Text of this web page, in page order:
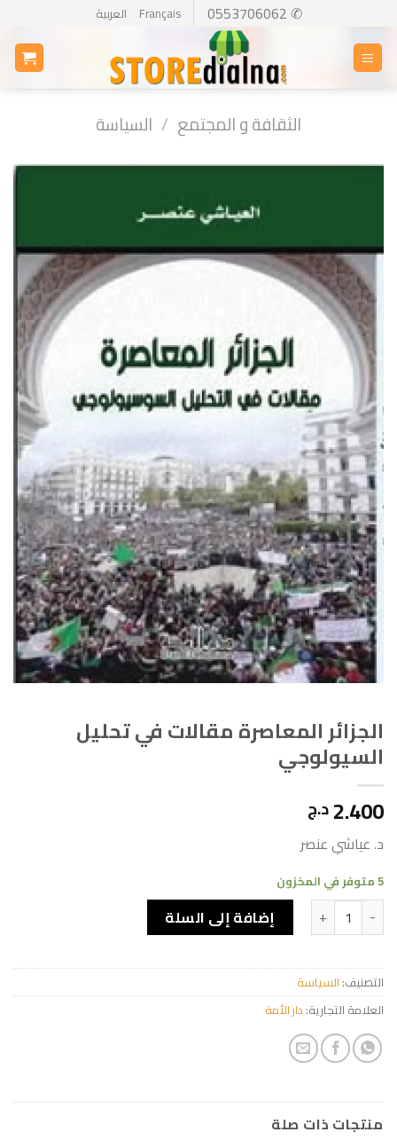
content
✆ 0553706062
Français العربية
الثقافة و المجتمع / السياسة
الجزائر المعاصرة مقالات في تحليل
السيولوجي
2.400د.ج
د. عياشي عنصر
5 متوفر في المخزون
كمية الجزائر المعاصرة مقالات في تحليل السيولوجي
إضافة إلى السلة
التصنيف: السياسة
العلامة التجارية: دار الأمة
منتجات ذات صلة